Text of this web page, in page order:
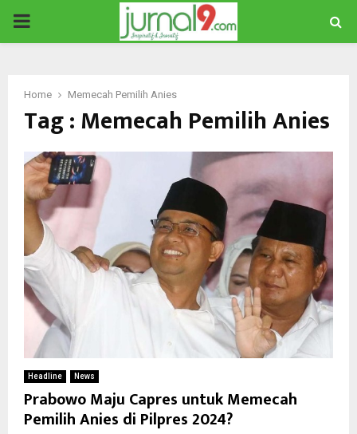
PRIMARY
Home Memecah Pemilih Anies
Tag : Memecah Pemilih Anies
Headline News
Prabowo Maju Capres untuk Memecah
Pemilih Anies di Pilpres 2024?